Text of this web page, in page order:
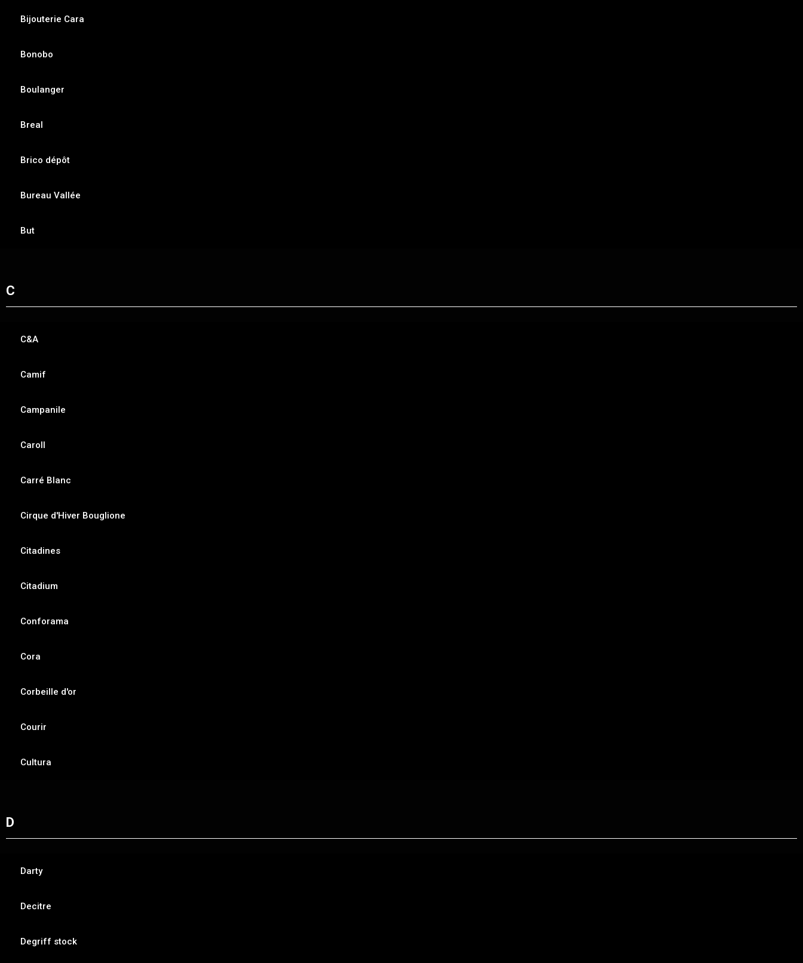
Bijouterie Cara
Bonobo
Boulanger
Breal
Brico dépôt
Bureau Vallée
But
C
C&A
Camif
Campanile
Caroll
Carré Blanc
Cirque d'Hiver Bouglione
Citadines
Citadium
Conforama
Cora
Corbeille d'or
Courir
Cultura
D
Darty
Decitre
Degriff stock